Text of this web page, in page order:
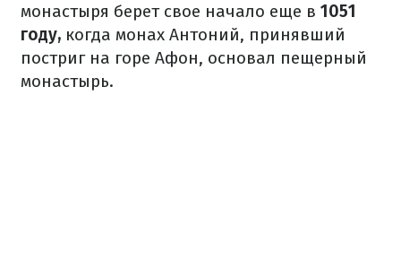
монастыря берет свое начало еще в 1051
году, когда монах Антоний, принявший
постриг на горе Афон, основал пещерный
монастырь.